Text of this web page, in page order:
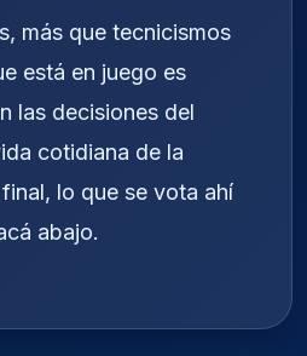
más que tecnicismos
está en juego es
las decisiones del
cotidiana de la
lo que se vota ahí
abajo.